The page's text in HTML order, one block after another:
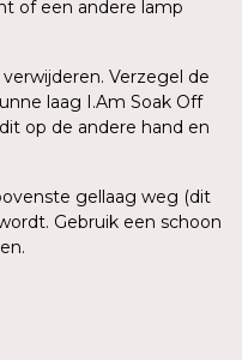
of een andere lamp
Verzegel de
laag I.Am Soak Off
op de andere hand en
gellaag weg (dit
Gebruik een schoon